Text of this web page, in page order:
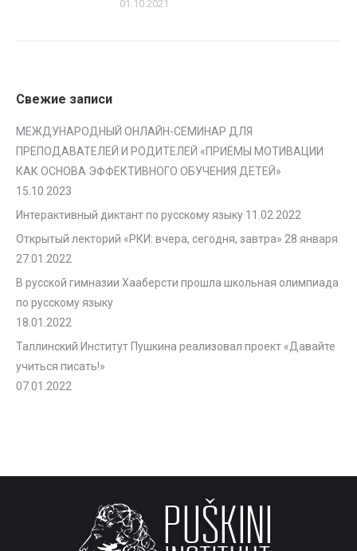
01.10.2021
Свежие записи
МЕЖДУНАРОДНЫЙ ОНЛАЙН-СЕМИНАР ДЛЯ
ПРЕПОДАВАТЕЛЕЙ И РОДИТЕЛЕЙ «ПРИЁМЫ МОТИВАЦИИ
КАК ОСНОВА ЭФФЕКТИВНОГО ОБУЧЕНИЯ ДЕТЕЙ»
15.10.2023
Интерактивный диктант по русскому языку 11.02.2022
Открытый лекторий «РКИ: вчера, сегодня, завтра» 28 января
27.01.2022
В русской гимназии Хааберсти прошла школьная олимпиада
по русскому языку
18.01.2022
Таллинский Институт Пушкина реализовал проект «Давайте
учиться писать!»
07.01.2022